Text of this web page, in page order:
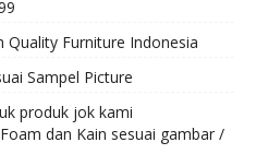
Furniture Indonesia
Picture
jok kami
dan Kain sesuai gambar /